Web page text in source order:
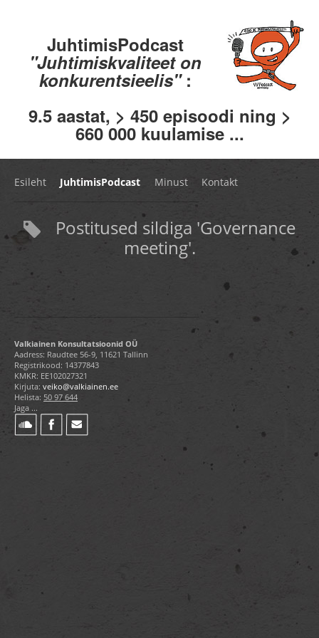
JuhtimisPodcast
"Juhtimiskvaliteet on
konkurentsieelis" :
9.5 aastat, > 450 episoodi ning >
660 000 kuulamise ...
Esileht JuhtimisPodcast Minust Kontakt
Postitused sildiga 'Governance
meeting'.
Valkiainen Konsultatsioonid OÜ
Aadress: Raudtee 56-9, 11621 Tallinn
Registrikood: 14377843
KMKR: EE102027321
Kirjuta: veiko@valkiainen.ee
Helista: 50 97 644
Jaga ...